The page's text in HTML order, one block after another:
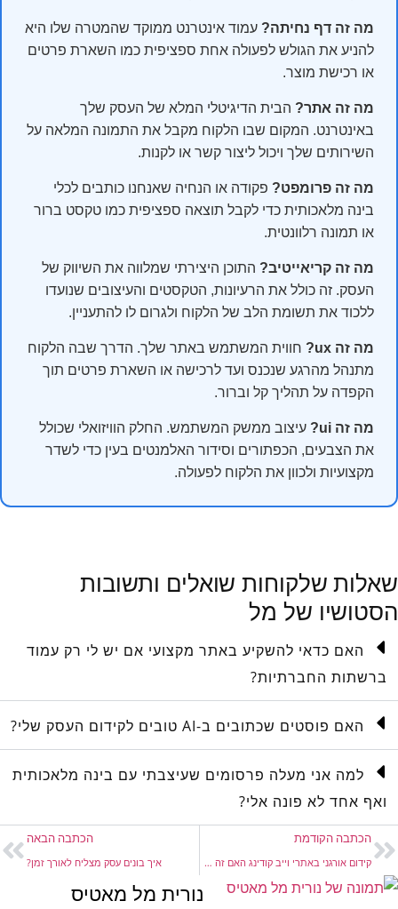
מה זה דף נחיתה? עמוד אינטרנט ממוקד שהמטרה שלו היא
להניע את הגולש לפעולה אחת ספציפית כמו השארת פרטים
או רכישת מוצר.
מה זה אתר? הבית הדיגיטלי המלא של העסק שלך
באינטרנט. המקום שבו הלקוח מקבל את התמונה המלאה על
השירותים שלך ויכול ליצור קשר או לקנות.
מה זה פרומפט? פקודה או הנחיה שאנחנו כותבים לכלי
בינה מלאכותית כדי לקבל תוצאה ספציפית כמו טקסט ברור
או תמונה רלוונטית.
מה זה קריאייטיב? התוכן היצירתי שמלווה את השיווק של
העסק. זה כולל את הרעיונות, הטקסטים והעיצובים שנועדו
ללכוד את תשומת הלב של הלקוח ולגרום לו להתעניין.
מה זה ux?
חווית המשתמש באתר שלך. הדרך שבה הלקוח
מתנהל מהרגע שנכנס ועד לרכישה או השארת פרטים תוך
הקפדה על תהליך קל וברור.
מה זה ui?
עיצוב ממשק המשתמש. החלק הוויזואלי שכולל
את הצבעים, הכפתורים וסידור האלמנטים בעין כדי לשדר
מקצועיות ולכוון את הלקוח לפעולה.
שאלות שלקוחות שואלים ותשובות
הסטושיו של מל
האם כדאי להשקיע באתר מקצועי אם יש לי רק עמוד
ברשתות החברתיות?
האם פוסטים שכתובים ב-AI טובים לקידום העסק שלי?
למה אני מעלה פרסומים שעיצבתי עם בינה מלאכותית
ואף אחד לא פונה אלי?
הכתבה הקודמת
קידום אורגני באתרי וייב קודינג האם זה אפשרי?
הכתבה הבאה
איך בונים עסק מצליח לאורך זמן?
נורית מל מאטיס